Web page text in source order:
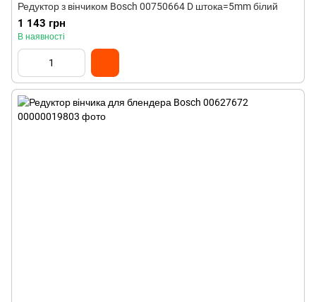
Редуктор з вінчиком Bosch 00750664 D штока=5mm білий
1 143 грн
В наявності